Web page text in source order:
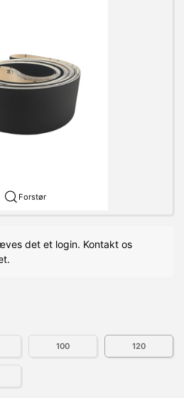
Forstør
det et login. Kontakt os
100 120